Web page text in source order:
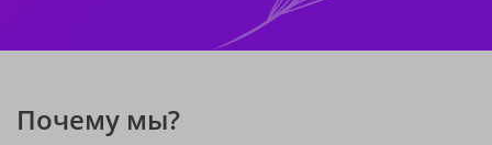
Почему мы?